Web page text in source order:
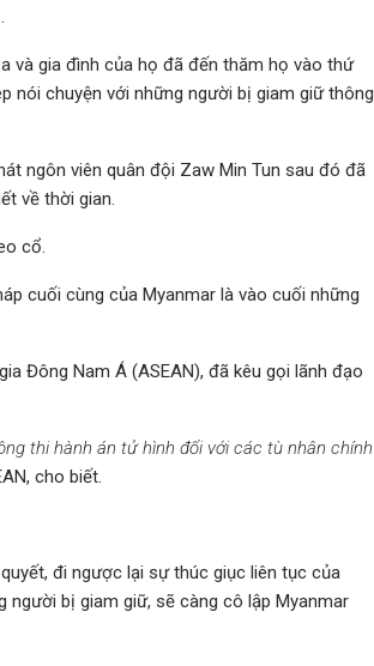
và gia đình của họ đã đến thăm họ vào thứ
nói chuyện với những người bị giam giữ thông
ngôn viên quân đội Zaw Min Tun sau đó đã
về thời gian.
cổ.
cuối cùng của Myanmar là vào cuối những
Đông Nam Á (ASEAN), đã kêu gọi lãnh đạo
thi hành án tử hình đối với các tù nhân chính
cho biết.
đi ngược lại sự thúc giục liên tục của
người bị giam giữ, sẽ càng cô lập Myanmar